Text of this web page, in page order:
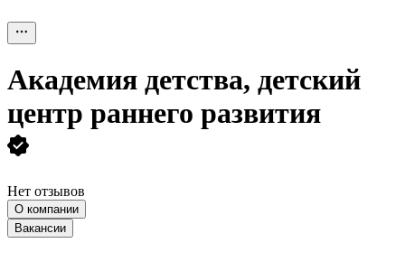
Академия детства, детский
центр раннего развития
Нет отзывов
О компании
Вакансии